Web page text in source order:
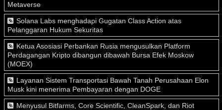
Metaverse
Solana Labs menghadapi Gugatan Class Action atas
Pelanggaran Hukum Sekuritas
Ketua Asosiasi Perbankan Rusia mengusulkan Platform
Perdagangan Kripto dibangun dibawah Bursa Efek Moskow
(MOEX)
Layanan Sistem Transportasi Bawah Tanah Perusahaan Elon
Musk kini menerima Pembayaran dengan DOGE
Menyusul Bitfarms, Core Scientific, CleanSpark, dan Riot